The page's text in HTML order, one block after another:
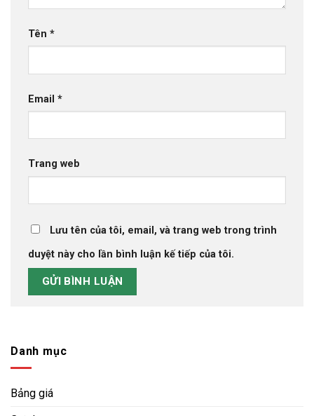
Ống Nhựa uPVC D280 PN4 Thuận Phát - 16
Bảng báo giá ống nhựa Dekko 2026 - 15 Tháng
Tên *
Email *
Trang web
Lưu tên của tôi, email, và trang web trong trình
duyệt này cho lần bình luận kế tiếp của tôi.
Danh mục
Bảng giá